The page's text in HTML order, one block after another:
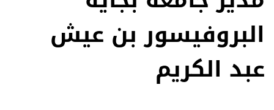
البروفيسور بن عيش
عبد الكريم